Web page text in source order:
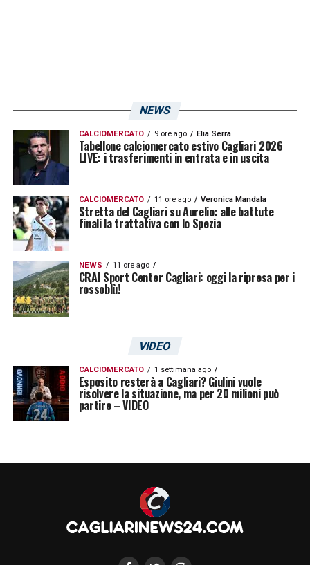
Nelle prossime settimane il quadro si
delineerà con maggiore chiarezza. Il Modena
dovrà decidere come gestire il proprio
gioiello, valutando se trattenerlo ancora per
valorizzarlo ulteriormente o se capitalizzare
subito il forte interesse generato in massima
serie. Il Cagliari resta alla finestra,
consapevole che un investimento del genere
si sposerebbe perfettamente con i parametri
economici e la filosofia del nuovo ciclo
sportivo!
NEWS
CALCIOMERCATO 9 ore ago Elia Serra
Tabellone calciomercato estivo Cagliari 2026
LIVE: i trasferimenti in entrata e in uscita
CALCIOMERCATO 11 ore ago Veronica Mandala
Stretta del Cagliari su Aurelio: alle battute
finali la trattativa con lo Spezia
NEWS 11 ore ago
CRAI Sport Center Cagliari: oggi la ripresa per i
rossoblù!
VIDEO
CALCIOMERCATO 1 settimana ago
Esposito resterà a Cagliari? Giulini vuole
risolvere la situazione, ma per 20 milioni può
partire – VIDEO